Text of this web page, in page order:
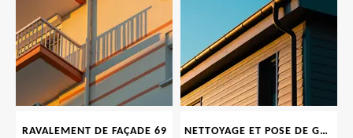
RAVALEMENT DE FAÇADE 69 NETTOYAGE ET POSE DE GOUTTIÈRE 69